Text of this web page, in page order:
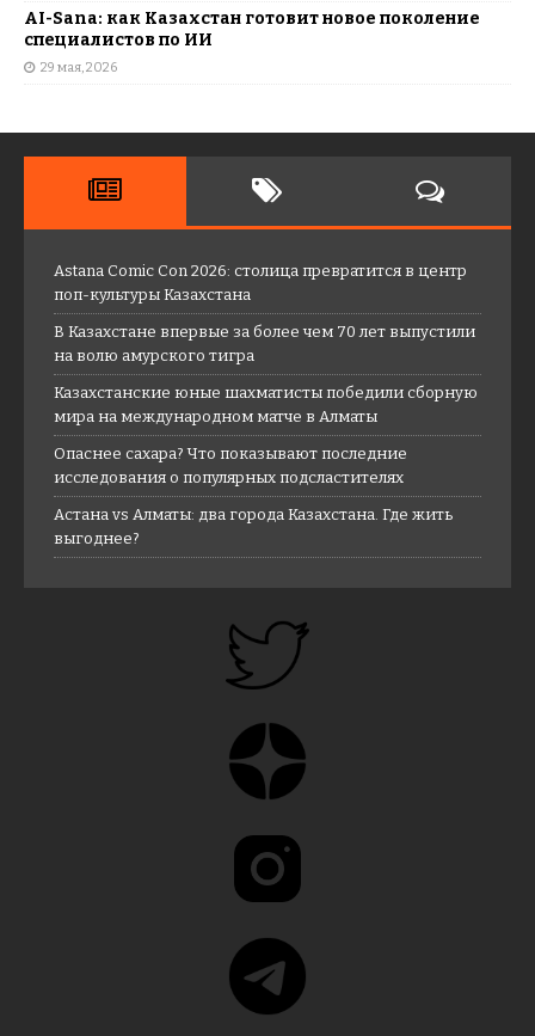
AI-Sana: как Казахстан готовит новое поколение
специалистов по ИИ
29 мая, 2026
Astana Comic Con 2026: столица превратится в центр
поп-культуры Казахстана
В Казахстане впервые за более чем 70 лет выпустили
на волю амурского тигра
Казахстанские юные шахматисты победили сборную
мира на международном матче в Алматы
Опаснее сахара? Что показывают последние
исследования о популярных подсластителях
Астана vs Алматы: два города Казахстана. Где жить
выгоднее?